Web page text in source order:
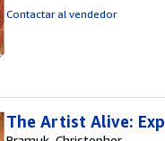
Contactar al vendedor
The Artist Alive: